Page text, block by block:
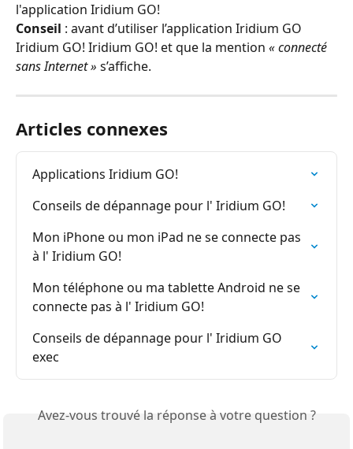
l'application Iridium GO!
Conseil : avant d’utiliser l’application Iridium GO
Iridium GO! Iridium GO! et que la mention « connecté
sans Internet » s’affiche.
Articles connexes
Applications Iridium GO!
Conseils de dépannage pour l' Iridium GO!
Mon iPhone ou mon iPad ne se connecte pas
à l' Iridium GO!
Mon téléphone ou ma tablette Android ne se
connecte pas à l' Iridium GO!
Conseils de dépannage pour l' Iridium GO
exec
Avez-vous trouvé la réponse à votre question ?